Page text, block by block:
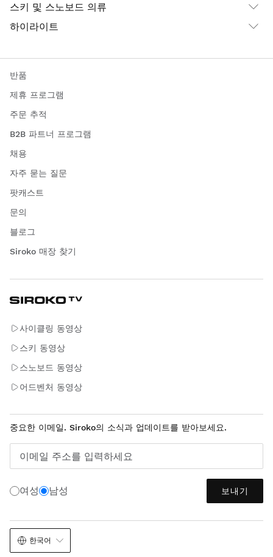
스키 및 스노보드 의류
하이라이트
반품
제휴 프로그램
주문 추적
B2B 파트너 프로그램
채용
자주 묻는 질문
팟캐스트
문의
블로그
Siroko 매장 찾기
사이클링 동영상
스키 동영상
스노보드 동영상
어드벤처 동영상
중요한 이메일. Siroko의 소식과 업데이트를 받아보세요.
이메일 주소를 입력하세요
여성 남성 보내기
한국어